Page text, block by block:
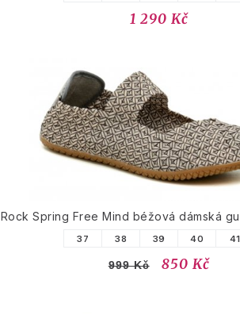
1 290 Kč
Rock Spring Free Mind béžová dámská
37 38 39 40 41
999 Kč 850 Kč